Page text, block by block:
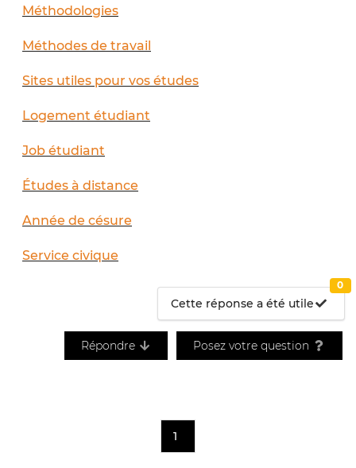
Méthodologies
Méthodes de travail
Sites utiles pour vos études
Logement étudiant
Job étudiant
Études à distance
Année de césure
Service civique
Cette réponse a été utile
0
Répondre Posez votre question
1